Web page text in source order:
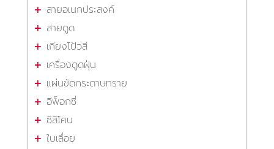
สายอเนกประสงค์
สายดูด
เกียงโป้วสี
เครื่องดูดฝุ่น
แผ่นขัดกระดาษทราย
อีพ็อกซี่
ซิลิโคน
ใบเลื่อย